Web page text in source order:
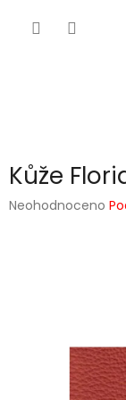
Kůže
Průměrné
Neohodnoceno